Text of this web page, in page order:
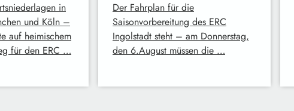
in
und Köln –
auf heimischem
für den ERC …
Der Fahrplan für die
Saisonvorbereitung des ERC
Ingolstadt steht – am Donnerstag,
den 6.August müssen die …